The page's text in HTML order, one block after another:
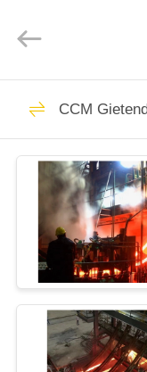
THUIS
OVER
ONS
2022
steelrollingmills.com.
Reserved.
Staal
CCM